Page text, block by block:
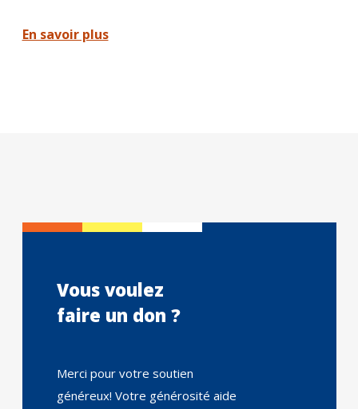
En savoir plus
Vous voulez
faire un don ?
Merci pour votre soutien
généreux! Votre générosité aide